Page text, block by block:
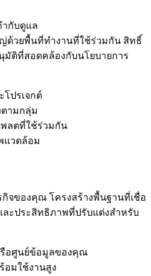
ำกับดูแล
ด้วยพื้นที่ทำงานที่ใช้ร่วมกัน สิทธิ์
มัติที่สอดคล้องกับนโยบายการ
ปรเจกต์
ตามกลุ่ม
พลตที่ใช้ร่วมกัน
แวดล้อม
จของคุณ โครงสร้างพื้นฐานที่เชื่อ
ะประสิทธิภาพที่ปรับแต่งสำหรับ
อศูนย์ข้อมูลของคุณ
อมใช้งานสูง